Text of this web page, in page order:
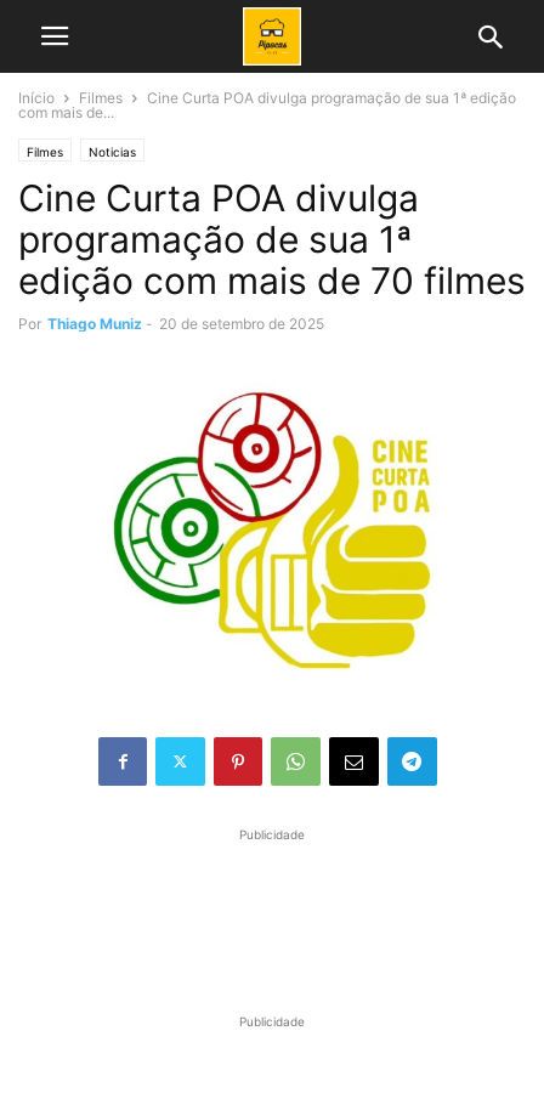
Início Filmes
Cine Curta POA divulga programação de sua 1ª edição
com mais de...
Filmes Noticias
Cine Curta POA divulga
programação de sua 1ª
edição com mais de 70 filmes
Por Thiago Muniz - 20 de setembro de 2025
Publicidade
Publicidade